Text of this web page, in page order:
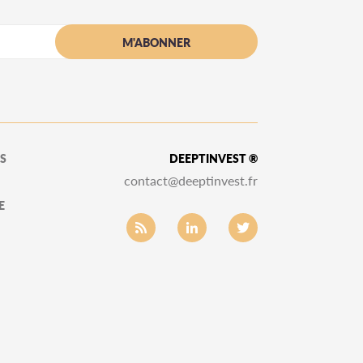
DEEPTINVEST ®
contact@deeptinvest.fr